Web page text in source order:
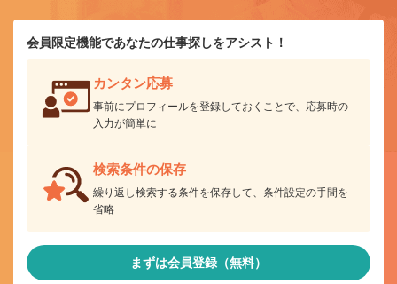
会員限定機能であなたの仕事探しをアシスト！
カンタン応募
事前にプロフィールを登録しておくことで、応募時の
入力が簡単に
検索条件の保存
繰り返し検索する条件を保存して、条件設定の手間を
省略
まずは会員登録（無料）